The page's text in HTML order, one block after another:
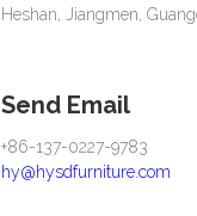
Heshan, Jiangmen,
Send Email
+86-137-0227-9783
hy@hysdfurniture.com